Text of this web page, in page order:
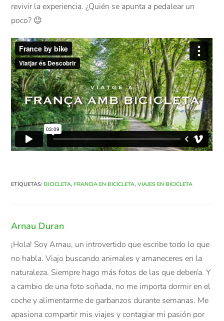
revivir la experiencia. ¿Quién se apunta a pedalear un
poco? 😉
ETIQUETAS: BICICLETA, FRANCIA EN BICICLETA, VIAJES EN BICICLETA
Arnau Duran
¡Hola! Soy Arnau, un introvertido que escribe todo lo que
no habla. Viajo buscando animales y amaneceres en la
naturaleza. Siempre hago más fotos de las que debería. Y
a cambio de una foto soñada, no me importa dormir en el
coche y alimentarme de garbanzos durante semanas. Me
apasiona compartir mis viajes y contagiar mi pasión por